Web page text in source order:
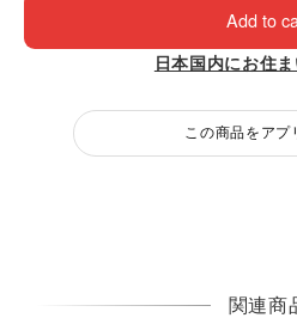
Add to
日本国内にお住
この商品をアプ
関連商